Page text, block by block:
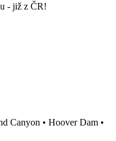
- již z ČR!
Canyon • Hoover Dam •